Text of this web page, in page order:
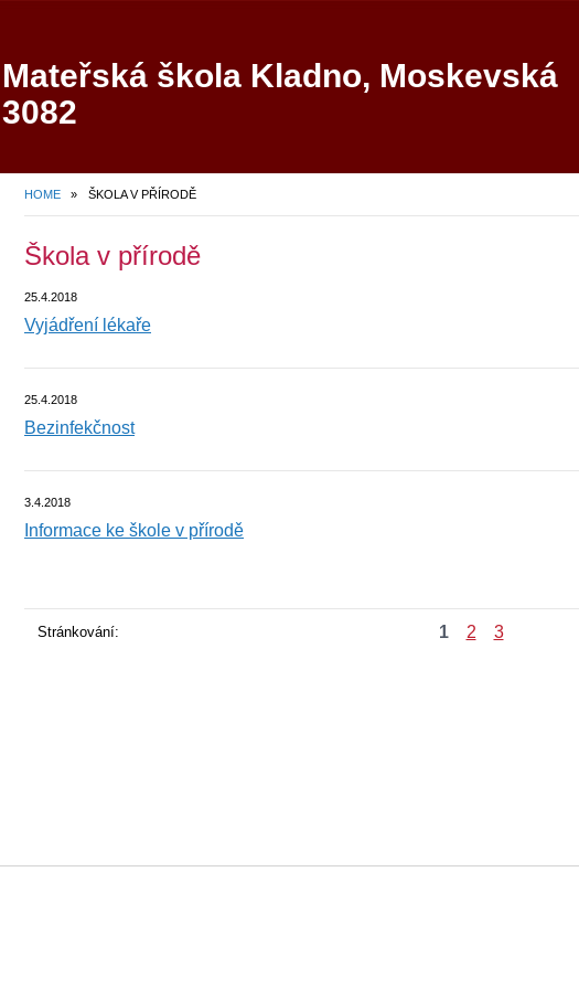
Mateřská škola Kladno, Moskevská
3082
HOME » ŠKOLA V PŘÍRODĚ
Škola v přírodě
25.4.2018
Vyjádření lékaře
25.4.2018
Bezinfekčnost
3.4.2018
Informace ke škole v přírodě
Stránkování: 1 2 3